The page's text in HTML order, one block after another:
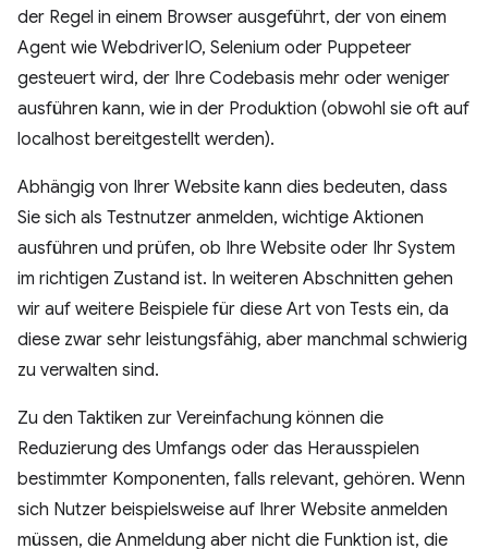
der Regel in einem Browser ausgeführt, der von einem
Agent wie WebdriverIO, Selenium oder Puppeteer
gesteuert wird, der Ihre Codebasis mehr oder weniger
ausführen kann, wie in der Produktion (obwohl sie oft auf
localhost bereitgestellt werden).
Abhängig von Ihrer Website kann dies bedeuten, dass
Sie sich als Testnutzer anmelden, wichtige Aktionen
ausführen und prüfen, ob Ihre Website oder Ihr System
im richtigen Zustand ist. In weiteren Abschnitten gehen
wir auf weitere Beispiele für diese Art von Tests ein, da
diese zwar sehr leistungsfähig, aber manchmal schwierig
zu verwalten sind.
Zu den Taktiken zur Vereinfachung können die
Reduzierung des Umfangs oder das Herausspielen
bestimmter Komponenten, falls relevant, gehören. Wenn
sich Nutzer beispielsweise auf Ihrer Website anmelden
müssen, die Anmeldung aber nicht die Funktion ist, die